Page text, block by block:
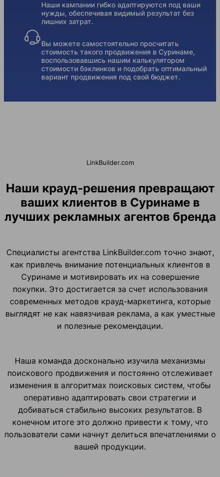
Наши кампании гибко адаптируются под ваши
нужды, обеспечивая видимый результат без
лишних затрат.
Вы можете самостоятельно просчитать
стоимость такого продвижения в Суринаме,
воспользовавшись нашим калькулятором
стоимости бэклинков и подобрать оптимальный
вариант продвижения под свой бюджет.
LinkBuilder.com
Наши крауд-решения превращают
ваших клиентов в Суринаме в
лучших рекламных агентов бренда
Специалисты агентства LinkBuilder.com точно знают,
как привлечь внимание потенциальных клиентов в
Суринаме и мотивировать их на совершение
покупки. Это достигается за счет использования
современных методов крауд-маркетинга, которые
выглядят не как навязчивая реклама, а как уместные
и полезные рекомендации.
Наша команда досконально изучила механизмы
поискового продвижения и постоянно отслеживает
изменения в алгоритмах поисковых систем, чтобы
оперативно адаптировать свои стратегии и
добиваться стабильно высоких результатов. В
конечном итоге это должно привести к тому, что
пользователи сами начнут делиться впечатлениями о
вашей продукции.